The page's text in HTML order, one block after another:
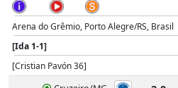
Arena do Grêmio, Porto Alegre/RS, Brasil
[Ida 1-1]
[Cristian Pavón 36]